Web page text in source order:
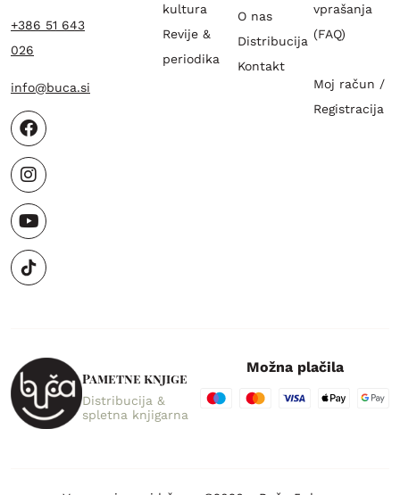
+386 51 643
026
info@buca.si
kultura
Revije &
periodika
O nas
Distribucija
Kontakt
vprašanja
(FAQ)
Moj račun /
Registracija
Pametne knjige
Distribucija &
spletna knjigarna
Možna plačila